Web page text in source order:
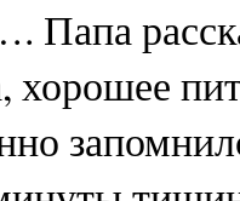
Папа
хорошее